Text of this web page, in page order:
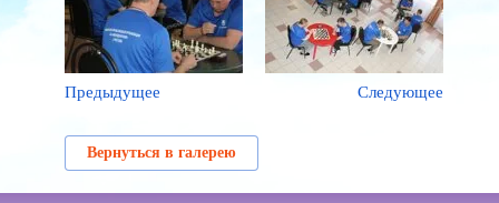
Предыдущее Следующее
Вернуться в галерею